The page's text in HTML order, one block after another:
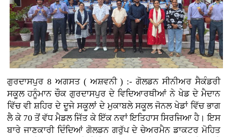
ਗੁਰਦਾਸਪੁਰ 8 ਅਗਸਤ ( ਅਸ਼ਵਨੀ ) :- ਗੋਲਡਨ ਸੀਨੀਅਰ ਸੈਕੰਡਰੀ
ਸਕੂਲ ਹਨੂੰਮਾਨ ਚੌਕ ਗੁਰਦਾਸਪੁਰ ਦੇ ਵਿਦਿਆਰਥੀਆਂ ਨੇ ਖੇਡ ਦੇ ਮੈਦਾਨ
ਵਿੱਚ ਵੀ ਸ਼ਹਿਰ ਦੇ ਦੂਜੇ ਸਕੂਲਾਂ ਦੇ ਮੁਕਾਬਲੇ ਸਕੂਲ ਜੋਨਲ ਖੇਡਾਂ ਵਿੱਚ ਭਾਗ
ਲੈ ਕੇ 70 ਤੋਂ ਵੱਧ ਮੈਡਲ ਜਿੱਤ ਕੇ ਇੱਕ ਨਵਾਂ ਇਤਿਹਾਸ ਸਿਰਜਿਆ ਹੈ। ਇਸ
ਬਾਰੇ ਜਾਣਕਾਰੀ ਦਿੰਦਿਆਂ ਗੋਲਡਨ ਗਰੁੱਪ ਦੇ ਚੇਅਰਮੈਨ ਡਾਕਟਰ ਮੋਹਿਤ